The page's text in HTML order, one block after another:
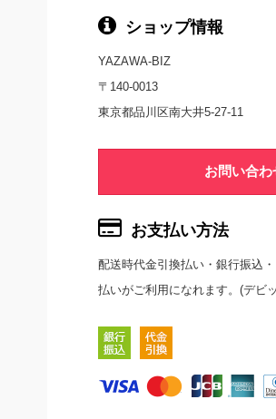
ショップ情報
YAZAWA-BIZ
〒140-0013
東京都品川区南大井5-27-11
お問い合わ
お支払い方法
配送時代金引換払い・銀行振込
払いがご利用になれます。(デビ